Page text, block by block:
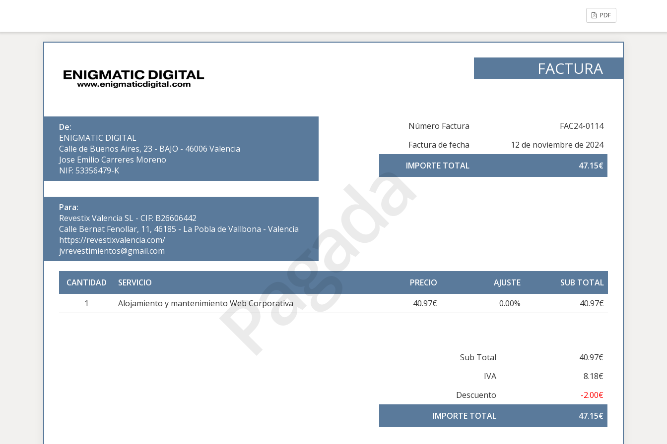
PDF
Pagada
FACTURA
De:
ENIGMATIC DIGITAL
Calle de Buenos Aires, 23 - BAJO - 46006 Valencia
Jose Emilio Carreres Moreno
NIF: 53356479-K
Número Factura
FAC24-0114
Factura de fecha
12 de noviembre de 2024
IMPORTE TOTAL
47.15€
Para:
Revestix Valencia SL - CIF: B26606442
Calle Bernat Fenollar, 11, 46185 - La Pobla de Vallbona - Valencia
https://revestixvalencia.com/
jvrevestimientos@gmail.com
CANTIDAD SERVICIO PRECIO AJUSTE
SUB TOTAL
1
Alojamiento y mantenimiento Web Corporativa 40.97€ 0.00% 40.97€
Sub Total
40.97€
IVA
8.18€
Descuento
-2.00€
IMPORTE TOTAL
47.15€